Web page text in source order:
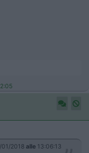
01/2018 alle 13:06:13